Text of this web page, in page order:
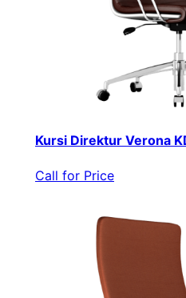
Kursi Direktur Verona
Call for Price